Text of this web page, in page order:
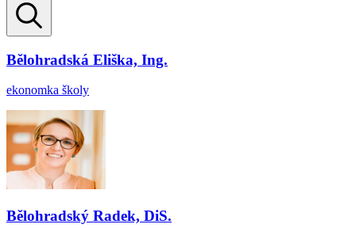
Bělohradská Eliška, Ing.
ekonomka školy
Bělohradský Radek, DiS.